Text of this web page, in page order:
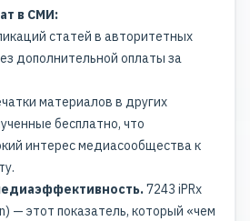
в СМИ:
статей в авторитетных
дополнительной оплаты за
материалов в других
бесплатно, что
интерес медиасообщества к
7243 iPRx
— этот показатель, который «чем